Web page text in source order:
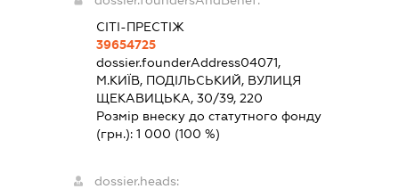
СІТІ-ПРЕСТІЖ
39654725
dossier.founderAddress04071,
М.КИЇВ, ПОДІЛЬСЬКИЙ, ВУЛИЦЯ
ЩЕКАВИЦЬКА, 30/39, 220
Розмір внеску до статутного фонду
(грн.): 1 000 (100 %)
dossier.heads: